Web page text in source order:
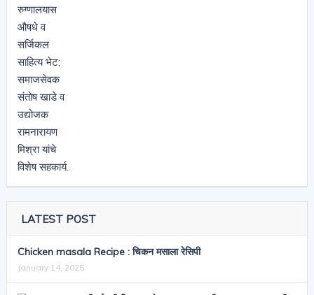
LATEST POST
Chicken masala Recipe : चिकन मसाला रेसिपी
January 14, 2025